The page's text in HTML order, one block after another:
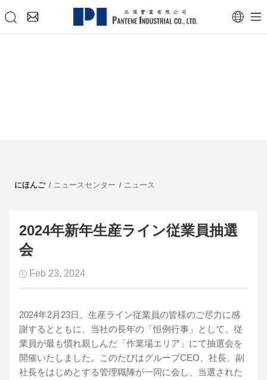
にほんご ニュースセンター ニュース
2024年新年生産ライン従業員抽選
会
Feb 23, 2024
2024年2月23日、生産ライン従業員の皆様のご尽力に感
謝するとともに、当社の長年の「恒例行事」として、従
業員が最も慣れ親しんだ「作業場エリア」にて抽選会を
開催いたしました。このたびはグループCEO、社長、副
社長をはじめとする管理職陣が一同に会し、当選された